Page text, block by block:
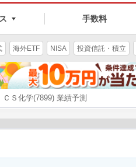
手数料
海外ETF NISA 投資信託・積立
ＣＳ化学(7899) 業績予測